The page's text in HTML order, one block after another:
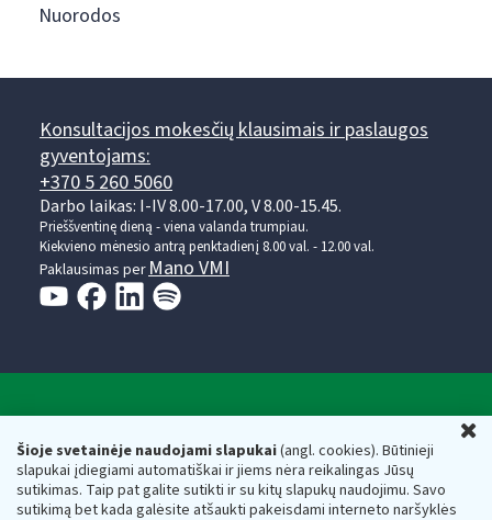
Šioje svetainėje naudojami slapukai(angl. cookies). Būtinieji
slapukai įdiegiami automatiškai ir jiems nėra reikalingas Jūsų
sutikimas. Taip pat galite sutikti ir su kitų slapukų naudojimu. Savo
sutikimą bet kada galėsite atšaukti pakeisdami interneto naršyklės
Nuorodos
Konsultacijos mokesčių klausimais ir paslaugos
gyventojams:
+370 5 260 5060
Darbo laikas: I-IV 8.00-17.00, V 8.00-15.45.
Prieššventinę dieną - viena valanda trumpiau.
Kiekvieno mėnesio antrą penktadienį 8.00 val. - 12.00 val.
Paklausimas per Mano VMI
Respublikos finansų ministerijos
Biudžetinė įstaiga. Juridinio asmens kodas — 188659752,
adresas: Vasario 16-osios g. 14, 01107 Vilnius, Lietuva, el.paštas: